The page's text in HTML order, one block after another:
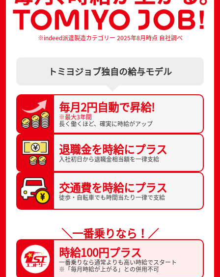
※indeed派遣製造カテゴリー 2025年8月時点 自社調べ
トミヨジョブ独自の給与モデル
毎月2円自動で昇給!
※最大3年間
長く働くほど、 確実に時給がアップ
退職金を時給にプラス
入社初日から退職金相当額を一律支給
交通費を時給にプラス
徒歩・自転車でも時間当たり一律で支給
＼一番乗りなら！／
時給100円プラス
一番乗りなら通常よりも高い時給でスタート
※「毎月時給が上がる」との併用不可